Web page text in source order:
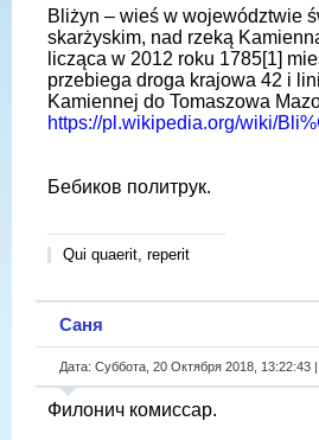
Bliżyn – wieś w województwie
skarżyskim, nad rzeką
licząca w 2012 roku 1785[1]
przebiega droga krajowa 42 i
Kamiennej do Tomaszowa
https://pl.wikipedia.org/wiki/
Бебиков политрук.
Qui quaerit, reperit
Саня
Дата: Суббота, 20 Октября 2018, 13:22:43
Филонич комиссар.